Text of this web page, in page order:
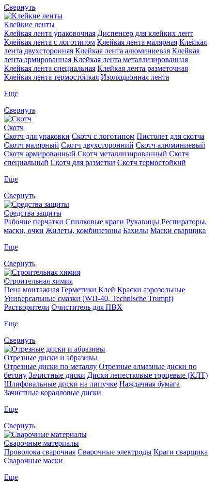
Свернуть
Клейкие ленты
Клейкая лента упаковочная Диспенсер для клейких лент
Клейкая лента с логотипом Клейкая лента малярная Клейкая
лента двухсторонняя Клейкая лента алюминиевая Клейкая
лента армированная Клейкая лента металлизированная
Клейкая лента специальная Клейкая лента разметочная
Клейкая лента термостойкая Изоляционная лента
Еще
Свернуть
Скотч
Скотч для упаковки Скотч с логотипом Пистолет для скотча
Скотч малярный Скотч двухсторонний Скотч алюминиевый
Скотч армированный Скотч металлизированный Скотч
специальный Скотч для разметки Скотч термостойкий
Еще
Свернуть
Средства защиты
Рабочие перчатки Спилковые краги Рукавицы Респираторы,
маски, очки Жилеты, комбинезоны Бахилы Маски сварщика
Еще
Свернуть
Строительная химия
Пена монтажная Герметики Клей Краски аэрозольные
Универсальные смазки (WD-40, Technische Trumpf)
Растворители Очиститель для ПВХ
Еще
Свернуть
Отрезные диски и абразивы
Отрезные диски по металлу Отрезные алмазные диски по
бетону Зачистные диски Диски лепестковые торцевые (КЛТ)
Шлифовальные диски на липучке Наждачная бумага
Зачистные коралловые диски
Еще
Свернуть
Сварочные материалы
Проволока сварочная Сварочные электроды Краги сварщика
Сварочные маски
Еще